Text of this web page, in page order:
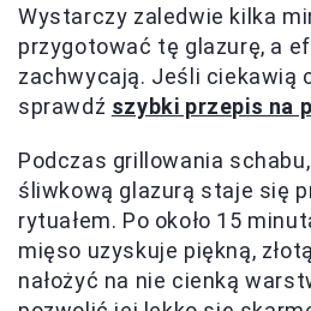
Wystarczy zaledwie kilka
przygotować tę glazurę, a
zachwycają. Jeśli ciekawią
sprawdź szybki przepis na
Podczas grillowania
śliwkową glazurą staje się
rytuałem. Po około 15
mięso uzyskuje piękną,
nałożyć na nie cienką